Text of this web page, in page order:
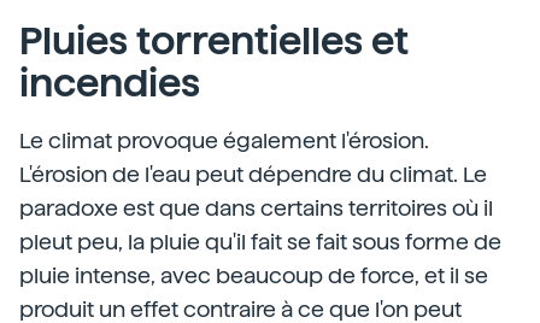
Pluies torrentielles et
incendies
Le climat provoque également l'érosion.
L'érosion de l'eau peut dépendre du climat. Le
paradoxe est que dans certains territoires où il
pleut peu, la pluie qu'il fait se fait sous forme de
pluie intense, avec beaucoup de force, et il se
produit un effet contraire à ce que l'on peut